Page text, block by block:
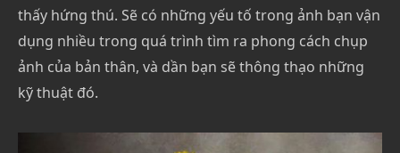
thấy hứng thú. Sẽ có những yếu tố trong ảnh bạn vận
dụng nhiều trong quá trình tìm ra phong cách chụp
ảnh của bản thân, và dần bạn sẽ thông thạo những
kỹ thuật đó.